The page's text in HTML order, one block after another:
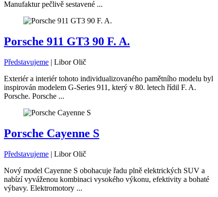
Manufaktur pečlivě sestavené ...
Porsche 911 GT3 90 F. A.
Představujeme | Libor Olič
Exteriér a interiér tohoto individualizovaného pamětního modelu byl
inspirován modelem G-Series 911, který v 80. letech řídil F. A.
Porsche. Porsche ...
Porsche Cayenne S
Představujeme | Libor Olič
Nový model Cayenne S obohacuje řadu plně elektrických SUV a
nabízí vyváženou kombinaci vysokého výkonu, efektivity a bohaté
výbavy. Elektromotory ...